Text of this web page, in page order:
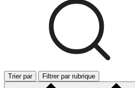
Trier par Filtrer par rubrique